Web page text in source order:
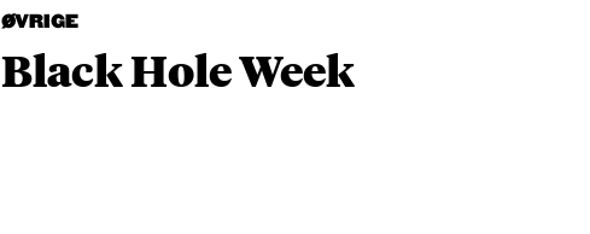
ØVRIGE
Black Hole Week